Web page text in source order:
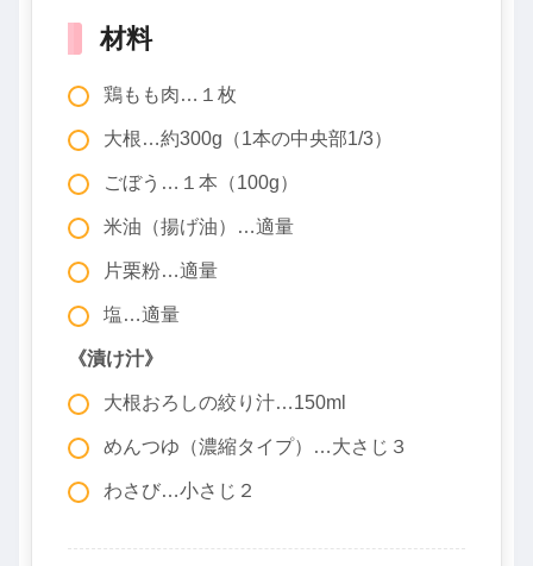
材料
鶏もも肉…１枚
大根…約300g（1本の中央部1/3）
ごぼう…１本（100g）
米油（揚げ油）…適量
片栗粉…適量
塩…適量
《漬け汁》
大根おろしの絞り汁…150ml
めんつゆ（濃縮タイプ）…大さじ３
わさび…小さじ２